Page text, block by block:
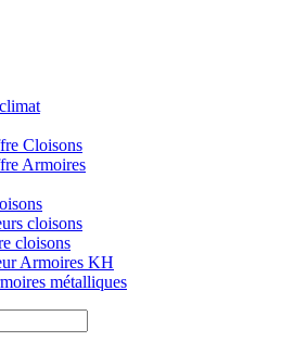
Cloisons
Armoires
cloisons
cloisons
Armoires KH
métalliques